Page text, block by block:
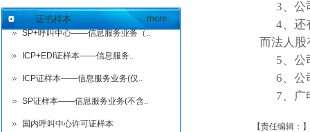
证书样本 more
SP+呼叫中心——信息服务业务（..
ICP+EDI证样本——信息服务..
ICP证样本——信息服务业务(仅..
SP证样本——信息服务业务(不含..
国内呼叫中心许可证样本
3、公
4、还
而法人股
5、公
6、公
7、广
【责任编辑： 】